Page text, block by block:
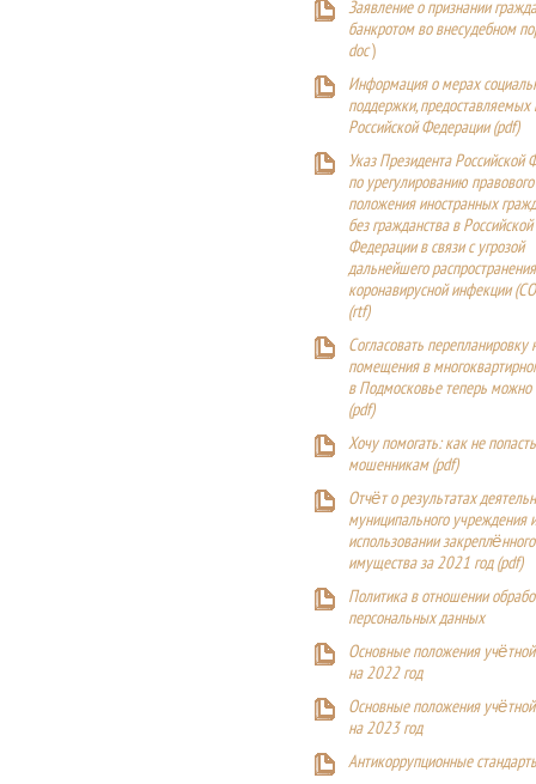
Заявление о признании
банкротом во внесудебном
doc)
Информация о мерах
поддержки,
Российской Федерации (pdf)
Указ Президента Российской
по урегулированию правового
положения иностранных
без гражданства в Российской
Федерации в связи с угрозой
дальнейшего
коронавирусной инфекции
(rtf)
Согласовать перепланировку
помещения в
в Подмосковье теперь можно
(pdf)
Хочу помогать: как не
мошенникам (pdf)
Отчёт о результатах
муниципального учреждения
использовании
имущества за 2021 год (pdf)
Политика в отношении
персональных данных
Основные положения
на 2022 год
Основные положения
на 2023 год
Антикоррупционные